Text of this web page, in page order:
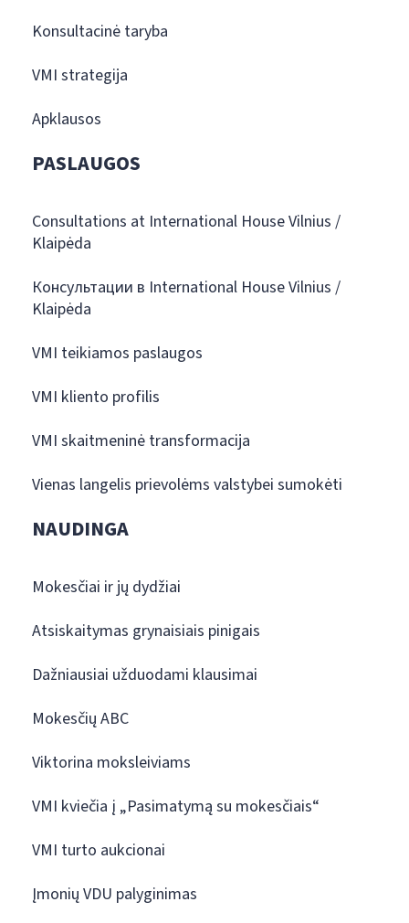
Konsultacinė taryba
VMI strategija
Apklausos
PASLAUGOS
Consultations at International House Vilnius /
Klaipėda
Консультации в International House Vilnius /
Klaipėda
VMI teikiamos paslaugos
VMI kliento profilis
VMI skaitmeninė transformacija
Vienas langelis prievolėms valstybei sumokėti
NAUDINGA
Mokesčiai ir jų dydžiai
Atsiskaitymas grynaisiais pinigais
Dažniausiai užduodami klausimai
Mokesčių ABC
Viktorina moksleiviams
VMI kviečia į „Pasimatymą su mokesčiais“
VMI turto aukcionai
Įmonių VDU palyginimas